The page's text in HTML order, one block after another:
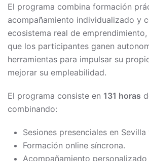
El programa combina formación
acompañamiento individualizado y
ecosistema real de
que los participantes ganen
herramientas para impulsar su
mejorar su empleabilidad.
El programa consiste en 131 horas
combinando:
Sesiones presenciales en Sevilla
Formación online síncrona.
Acompañamiento